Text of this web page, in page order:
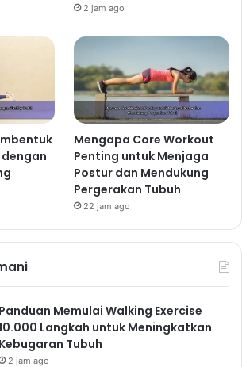
2 jam ago
Mengapa Core Workout
Penting untuk Menjaga
Postur dan Mendukung
Pergerakan Tubuh
22 jam ago
Panduan Memulai Walking Exercise
Langkah untuk Meningkatkan
Kebugaran Tubuh
2 jam ago